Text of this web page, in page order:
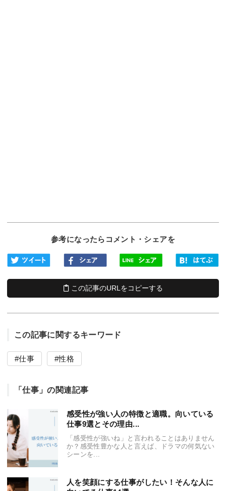
参考になったらコメント・シェアを
この記事のURLをコピーする
この記事に関するキーワード
仕事 性格
「仕事」の関連記事
感受性が強い人の特徴と適職。向いている
仕事9選とその理由...
「感受性が強いね」と言われることはありません
か？感受性豊かな人と言えば、ドラマの何気ない
シーンを...
人を笑顔にする仕事がしたい！そんな人に